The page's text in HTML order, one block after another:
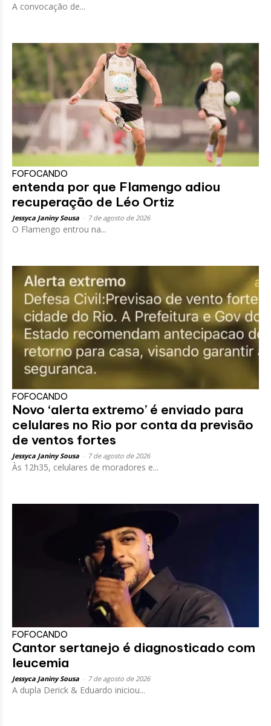
A convocação de...
FOFOCANDO
entenda por que Flamengo adiou
recuperação de Léo Ortiz
Jessyca Janiny Sousa 7 de agosto de 2026
O Flamengo entrou na...
FOFOCANDO
Novo ‘alerta extremo’ é enviado para
celulares no Rio por conta da previsão
de ventos fortes
Jessyca Janiny Sousa 7 de agosto de 2026
Às 12h35, celulares de moradores e...
FOFOCANDO
Cantor sertanejo é diagnosticado com
leucemia
Jessyca Janiny Sousa 7 de agosto de 2026
A dupla Derick & Eduardo iniciou...